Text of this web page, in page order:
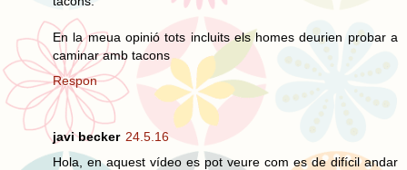
En la meua opinió tots incluits els homes deurien probar a
caminar amb tacons
Respon
javi becker 24.5.16
Hola, en aquest vídeo es pot veure com es de difícil andar